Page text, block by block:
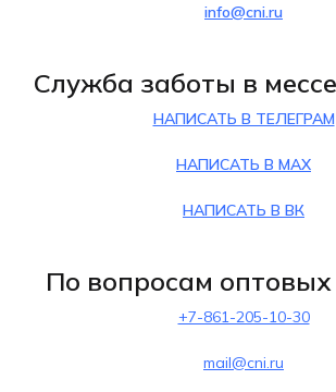
info@cni.ru
Служба заботы в
НАПИСАТЬ В ТЕЛЕГРАМ
НАПИСАТЬ В МАХ
НАПИСАТЬ В ВК
По вопросам
+7-861-205-10-30
mail@cni.ru